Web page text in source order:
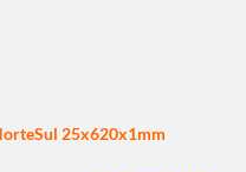
25x620x1mm